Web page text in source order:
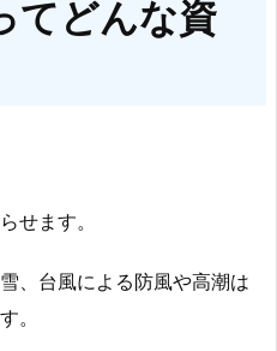
てどんな資
せます。
、台風による防風や高潮は
。